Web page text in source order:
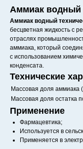
Аммиак водный
Аммиак водный
бесцветная жидкость с
отраслях
аммиака, который
с использованием
конденсата.
Технические
Массовая доля аммиака
Массовая доля остатка
Применение
Фармацевтика;
Используется в
Применяется в